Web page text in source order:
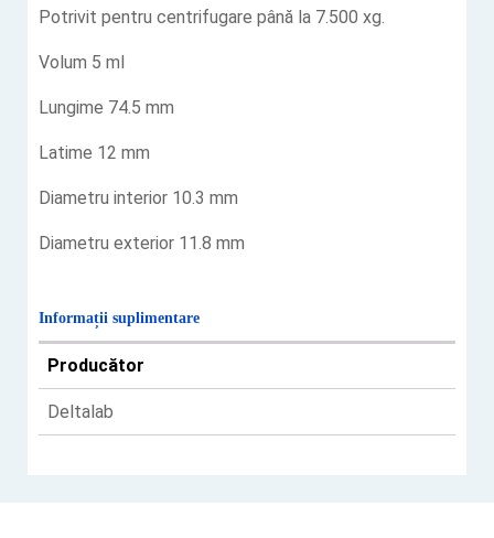
Potrivit pentru centrifugare până la 7.500 xg.
Volum 5 ml
Lungime 74.5 mm
Latime 12 mm
Diametru interior 10.3 mm
Diametru exterior 11.8 mm
Informații suplimentare
Producător
Deltalab